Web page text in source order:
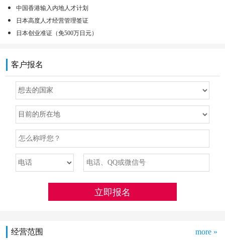
中国香港输入内地人才计划
日本高度人才经营管理签证
日本创业准证（免500万日元）
客户报名
经营范围 more »